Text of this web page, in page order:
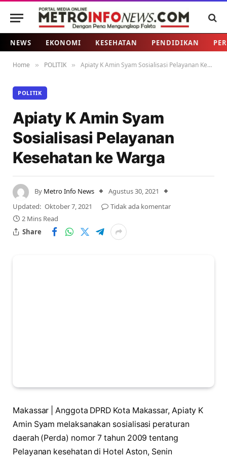
NEWS EKONOMI KESEHATAN PENDIDIKAN
Home » POLITIK » Apiaty K Amin Syam Sosialisasi Pelayanan Kesehatan ke Warga
POLITIK
Apiaty K Amin Syam
Sosialisasi Pelayanan
Kesehatan ke Warga
By Metro Info News
Agustus 30, 2021
Updated: Oktober 7, 2021
Tidak ada komentar
2 Mins Read
Share
Makassar | Anggota DPRD Kota Makassar, Apiaty K
Amin Syam melaksanakan sosialisasi peraturan
daerah (Perda) nomor 7 tahun 2009 tentang
Pelayanan kesehatan di Hotel Aston, Senin